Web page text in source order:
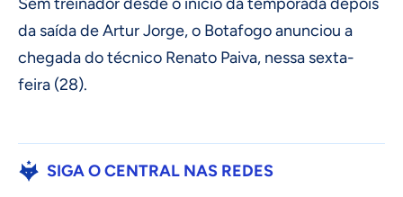
da saída de Artur Jorge, o Botafogo anunciou a
chegada do técnico Renato Paiva, nessa sexta-
feira (28).
SIGA O CENTRAL NAS REDES